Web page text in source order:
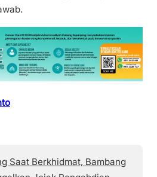
Saat Berkhidmat, Bambang